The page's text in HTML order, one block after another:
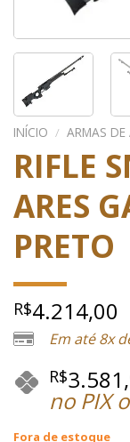
INÍCIO / ARMAS DE
RIFLE
ARES
PRETO
R$4.214,00
Em até 8x
R$
no PIX
Fora de estoque